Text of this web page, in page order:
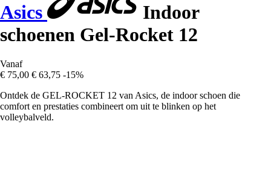
Asics
Indoor
schoenen Gel-Rocket 12
Vanaf
€ 75,00 € 63,75 -15%
Ontdek de GEL-ROCKET 12 van Asics, de indoor schoen die
comfort en prestaties combineert om uit te blinken op het
volleybalveld.